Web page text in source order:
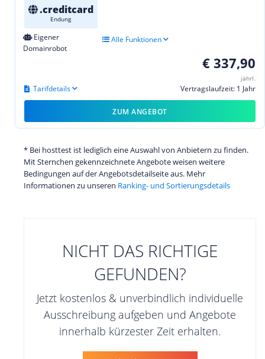
.creditcard
Endung
Eigener
Domainrobot
Alle Funktionen
€ 337,90
jährl.
Vertragslaufzeit: 1 Jahr
Tarifdetails
ZUM ANGEBOT
* Bei hosttest ist lediglich eine Auswahl von Anbietern zu finden.
Mit Sternchen gekennzeichnete Angebote weisen weitere
Bedingungen auf der Angebotsdetailseite aus. Mehr
Informationen zu unseren Ranking- und Sortierungsdetails
NICHT DAS RICHTIGE
GEFUNDEN?
Jetzt kostenlos & unverbindlich individuelle
Ausschreibung aufgeben und Angebote
innerhalb kürzester Zeit erhalten.